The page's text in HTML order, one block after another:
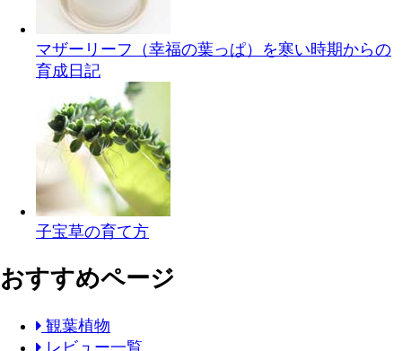
マザーリーフ（幸福の葉っぱ）を寒い時期からの
育成日記
子宝草の育て方
おすすめページ
観葉植物
レビュー一覧